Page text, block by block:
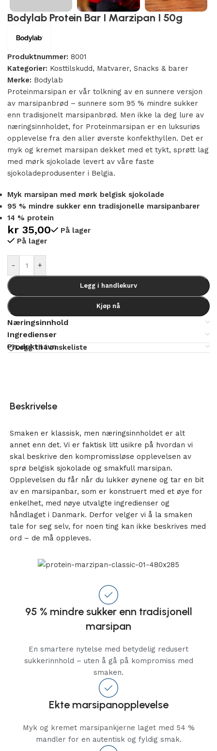
Bodylab Protein Bar I Marzipan I 50g
Produktnummer: 8001
Kategorier: Kosttilskudd, Matvarer, Snacks & barer
Merke: Bodylab
Proteinmarsipan er vår tolkning av en sunnere versjon
av marsipanbrød – sunnere som 95 % mindre sukker
enn tradisjonelt marsipanbrød. Men ikke la deg lure av
næringsinnholdet, for Proteinmarsipan er en luksuriøs
opplevelse fra den aller øverste konfekthyllen. Det er
myk og kremet marsipan dekket med et tykt, sprøtt lag
med mørk sjokolade levert av våre faste
sjokoladeprodusenter i Belgia.
Myk marsipan med mørk belgisk sjokolade
95 % mindre sukker enn tradisjonelle marsipanbarer
14 % protein
kr 35,00
På lager
På lager
- +
Legg i handlekurv
Kjøp nå
Alternative:
Næringsinnhold
Ingredienser
Produktnavn
Legg til i ønskeliste
Beskrivelse
Smaken er klassisk, men næringsinnholdet er alt
annet enn det. Vi er faktisk litt usikre på hvordan vi
skal beskrive den kompromissløse opplevelsen av
sprø belgisk sjokolade og smakfull marsipan.
Opplevelsen du får når du lukker øynene og tar en bit
av en marsipanbar, som er konstruert med et øye for
enkelhet, med nøye utvalgte ingredienser og
håndlaget i Danmark. Derfor velger vi å la smaken
tale for seg selv, for noen ting kan ikke beskrives med
ord – de må oppleves.
95 % mindre sukker enn tradisjonell
marsipan
En smartere nytelse med betydelig redusert
sukkerinnhold – uten å gå på kompromiss med
smaken.
Ekte marsipanopplevelse
Myk og kremet marsipankjerne laget med 54 %
mandler for en autentisk og fyldig smak.